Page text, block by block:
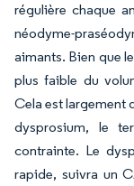
régulière chaque
néodyme-
aimants. Bien que
plus faible du
Cela est largement
dysprosium, le
contrainte. Le
rapide, suivra un